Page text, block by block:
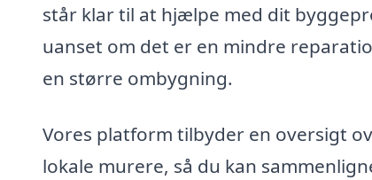
står klar til at hjælpe med dit
uanset om det er en mindre
en større ombygning.
Vores platform tilbyder en oversigt
lokale murere, så du kan